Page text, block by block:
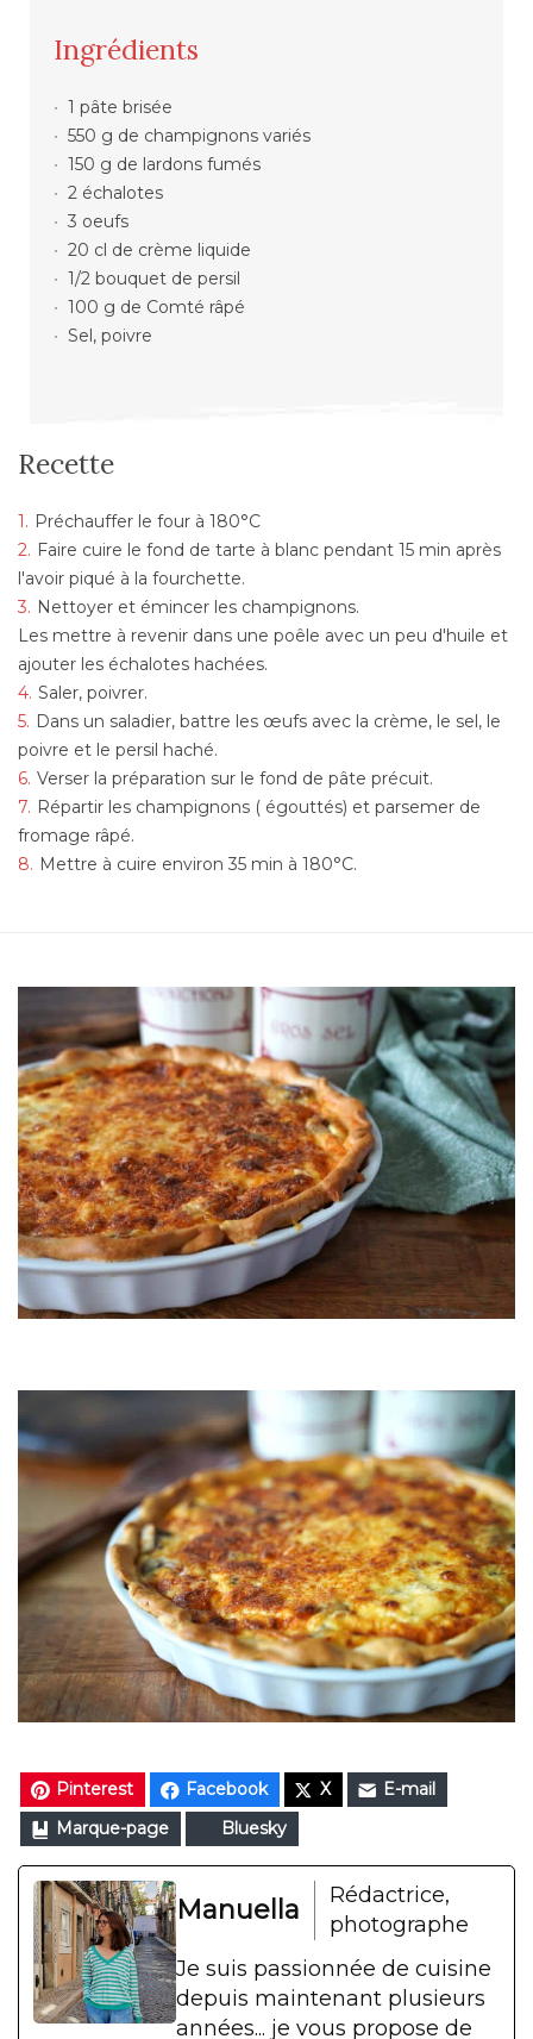
Ingrédients
1 pâte brisée
550 g de champignons variés
150 g de lardons fumés
2 échalotes
3 oeufs
20 cl de crème liquide
1/2 bouquet de persil
100 g de Comté râpé
Sel, poivre
Recette
Préchauffer le four à 180°C
Faire cuire le fond de tarte à blanc pendant 15 min après
l'avoir piqué à la fourchette.
Nettoyer et émincer les champignons.
Les mettre à revenir dans une poêle avec un peu d'huile et
ajouter les échalotes hachées.
Saler, poivrer.
Dans un saladier, battre les œufs avec la crème, le sel, le
poivre et le persil haché.
Verser la préparation sur le fond de pâte précuit.
Répartir les champignons ( égouttés) et parsemer de
fromage râpé.
Mettre à cuire environ 35 min à 180°C.
Pinterest Facebook X
E-mail
Marque-page
Bluesky
Manuella
Rédactrice,
photographe
Je suis passionnée de cuisine
depuis maintenant plusieurs
années... je vous propose de